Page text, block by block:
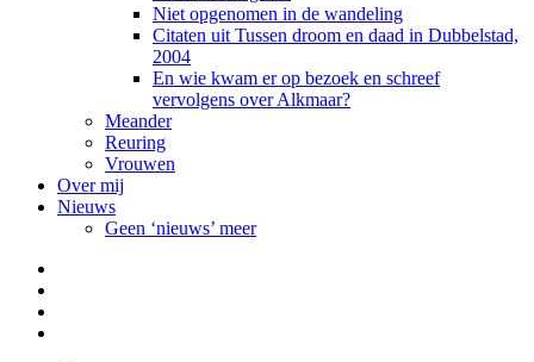
Niet opgenomen in de wandeling
Citaten uit Tussen droom en daad in Dubbelstad,
2004
En wie kwam er op bezoek en schreef
vervolgens over Alkmaar?
Meander
Reuring
Vrouwen
Over mij
Nieuws
Geen ‘nieuws’ meer